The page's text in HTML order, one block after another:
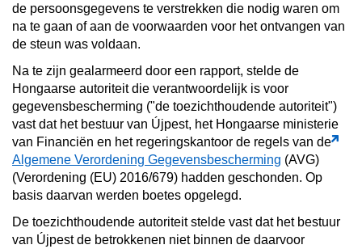
de persoonsgegevens te verstrekken die nodig waren om
na te gaan of aan de voorwaarden voor het ontvangen van
de steun was voldaan.
Na te zijn gealarmeerd door een rapport, stelde de
Hongaarse autoriteit die verantwoordelijk is voor
gegevensbescherming ("de toezichthoudende autoriteit")
vast dat het bestuur van Újpest, het Hongaarse ministerie
van Financiën en het regeringskantoor de regels van de
Algemene Verordening Gegevensbescherming (AVG)
(Verordening (EU) 2016/679) hadden geschonden. Op
basis daarvan werden boetes opgelegd.
De toezichthoudende autoriteit stelde vast dat het bestuur
van Újpest de betrokkenen niet binnen de daarvoor